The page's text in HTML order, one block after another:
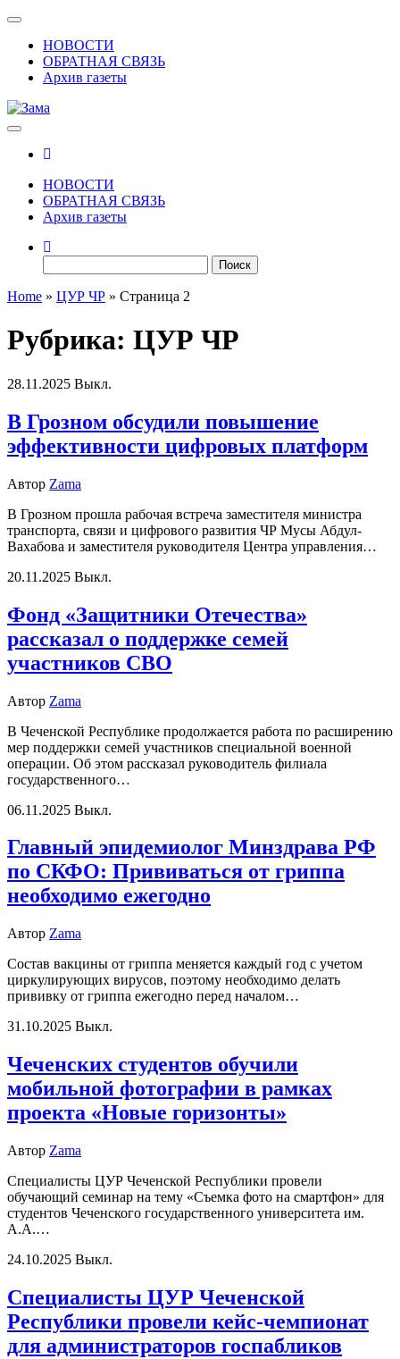
Skip
content
Показать/
Скрыть
навигацию
НОВОСТИ
ОБРАТНАЯ СВЯЗЬ
Архив газеты
НОВОСТИ
ОБРАТНАЯ СВЯЗЬ
Архив газеты
Home » ЦУР ЧР » Страница 2
Рубрика: ЦУР ЧР
28.11.2025 Выкл.
В Грозном обсудили повышение
эффективности цифровых платформ
Автор Zama
В Грозном прошла рабочая встреча заместителя министра
транспорта, связи и цифрового развития ЧР Мусы Абдул-
Вахабова и заместителя руководителя Центра управления…
20.11.2025 Выкл.
Фонд «Защитники Отечества»
рассказал о поддержке семей
участников СВО
Автор Zama
В Чеченской Республике продолжается работа по расширению
мер поддержки семей участников специальной военной
операции. Об этом рассказал руководитель филиала
государственного…
06.11.2025 Выкл.
Главный эпидемиолог Минздрава РФ
по СКФО: Прививаться от гриппа
необходимо ежегодно
Автор Zama
Состав вакцины от гриппа меняется каждый год с учетом
циркулирующих вирусов, поэтому необходимо делать
прививку от гриппа ежегодно перед началом…
31.10.2025 Выкл.
Чеченских студентов обучили
мобильной фотографии в рамках
проекта «Новые горизонты»
Автор Zama
Специалисты ЦУР Чеченской Республики провели
обучающий семинар на тему «Съемка фото на смартфон» для
студентов Чеченского государственного университета им.
А.А.…
24.10.2025 Выкл.
Специалисты ЦУР Чеченской
Республики провели кейс-чемпионат
для администраторов госпабликов